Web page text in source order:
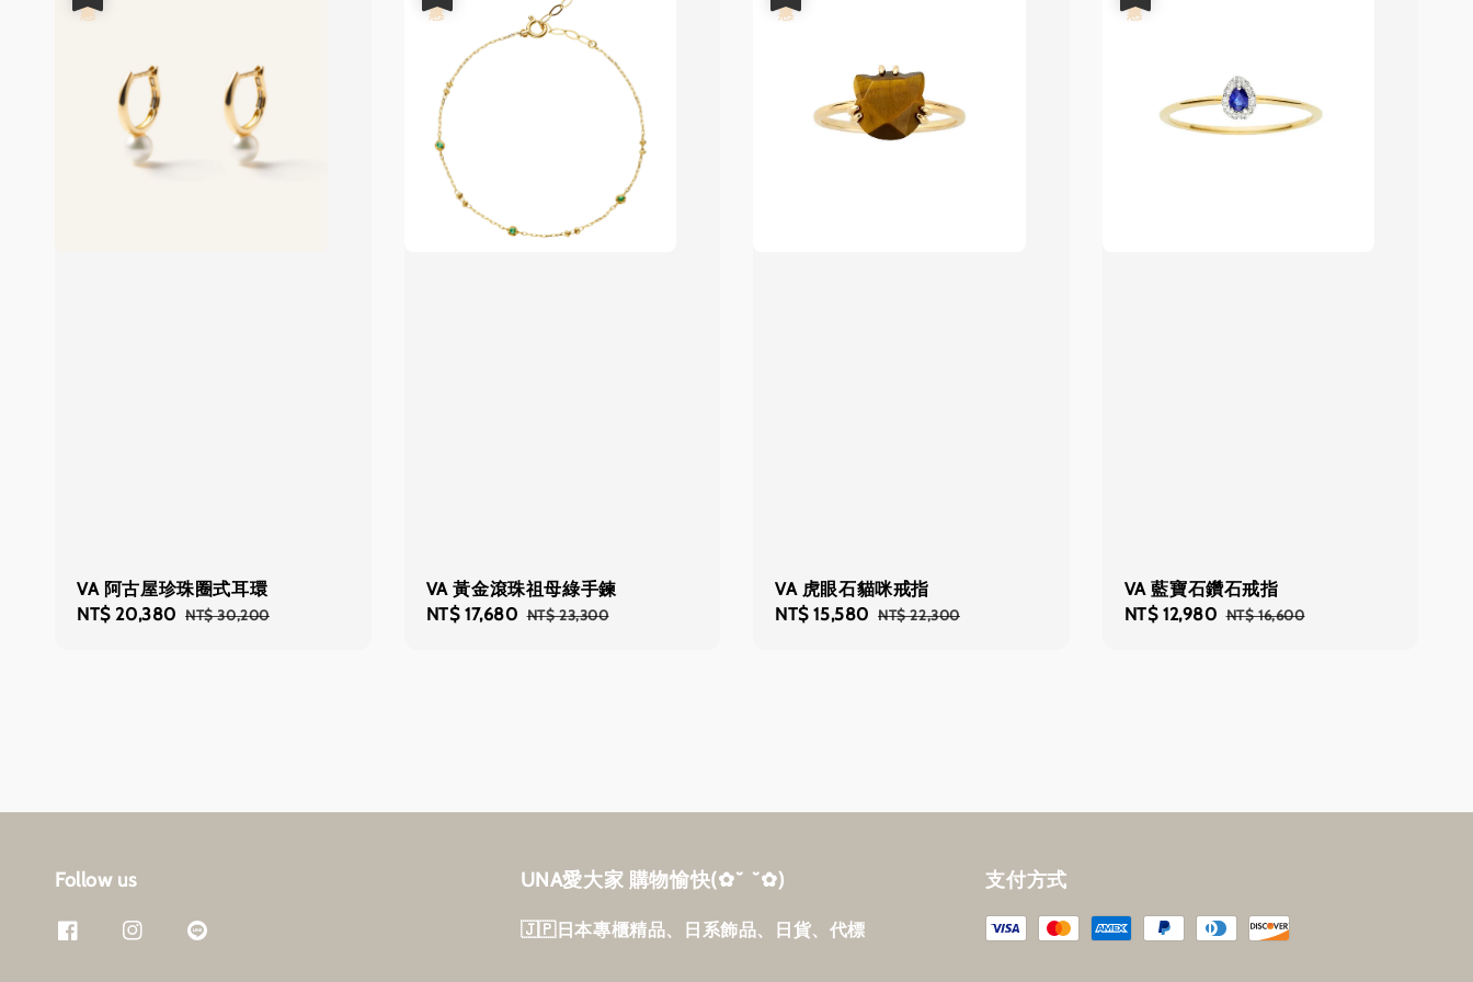
VA 阿古屋珍珠圈式耳環
Sale
NT$ 20,380 Regular
NT$ 30,200
VA 黃金滾珠祖母綠手鍊
Sale
NT$ 17,680 Regular
NT$ 23,300
VA 虎眼石貓咪戒指
Sale
NT$ 15,580 Regular
NT$ 22,300
VA 藍寶石鑽石戒指
Sale
NT$ 12,980 Regular
NT$ 16,600
Follow us UNA愛大家 購物愉快‎(✿˘ ˘✿)
🇯🇵日本專櫃精品、日系飾品、日貨、代標
支付方式